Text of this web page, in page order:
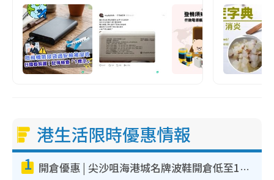
港生活限時優惠情報
1 開倉優惠 | 尖沙咀海港城名牌波鞋開倉低至1折！On鞋$899起／Joy&Peace鞋履$98起